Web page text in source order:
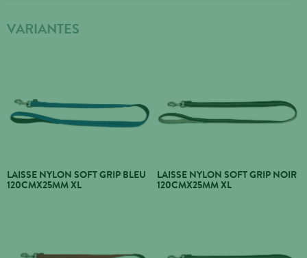
VARIANTES
LAISSE NYLON SOFT GRIP BLEU
120CMX25MM XL
LAISSE NYLON SOFT GRIP NOIR
120CMX25MM XL